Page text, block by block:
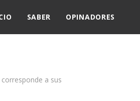
SABER OPINADORES
a sus